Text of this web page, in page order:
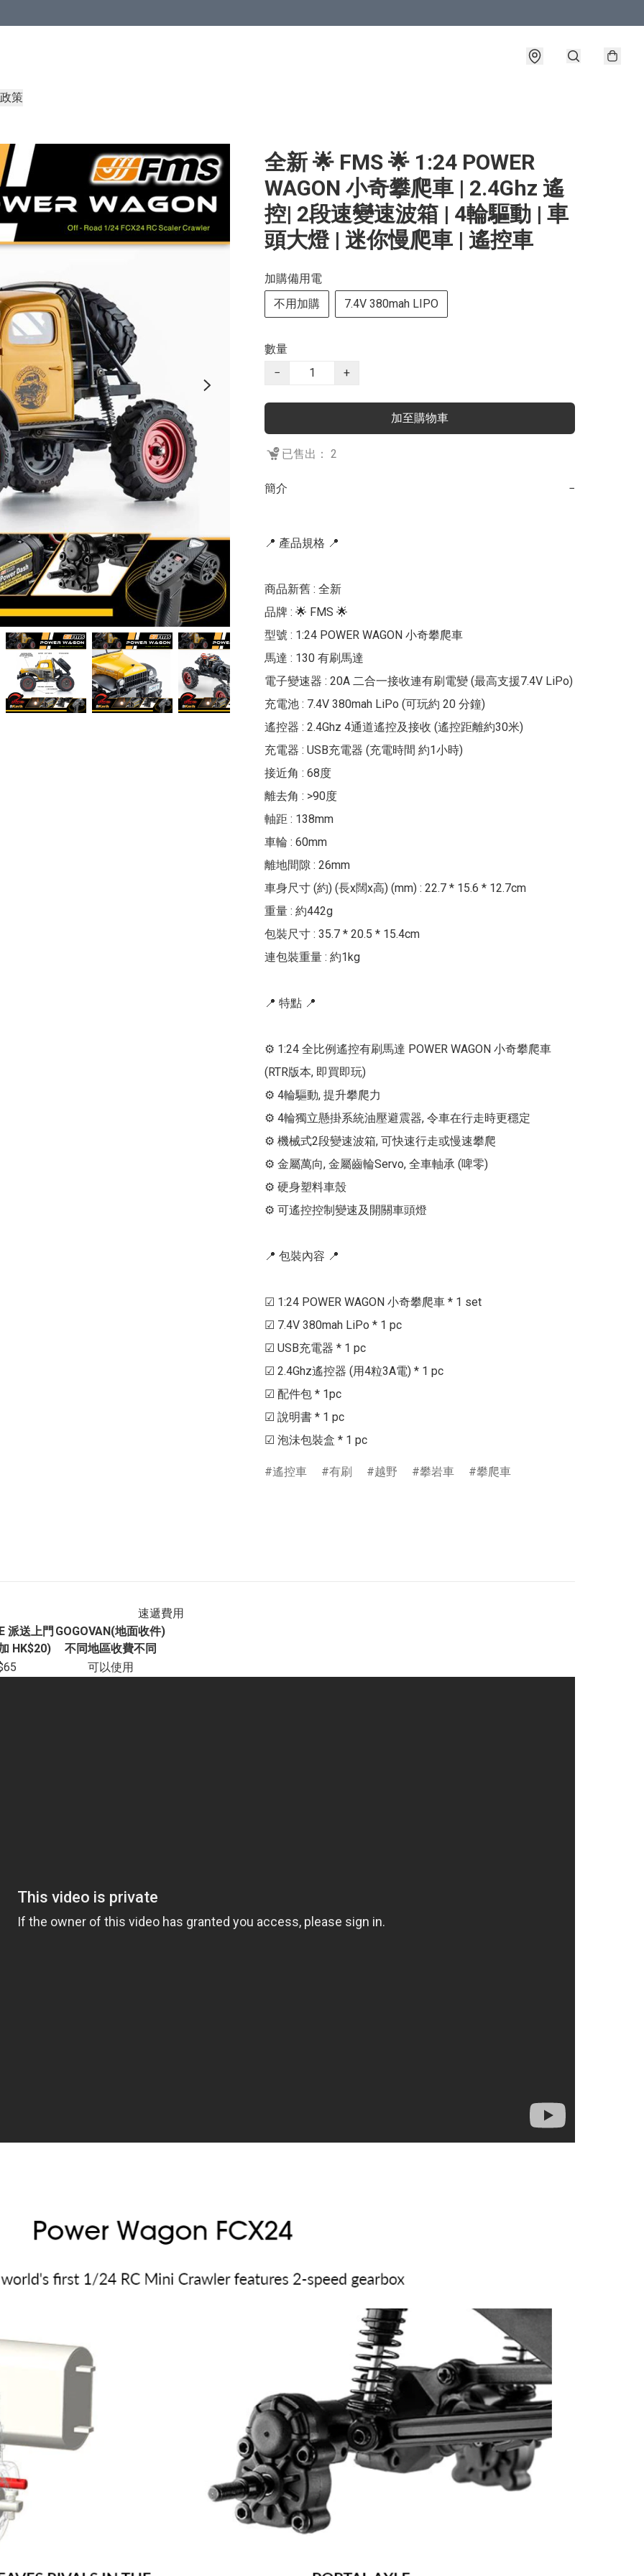
策
全新 🌟 FMS 🌟 1:24 POWER
WAGON 小奇攀爬車 | 2.4Ghz 遙
控| 2段速變速波箱 | 4輪驅動 | 車
頭大燈 | 迷你慢爬車 | 遙控車
加購備用電
不用加購
7.4V 380mah LIPO
數量
−
+
加至購物車
已售出： 2
簡介 −
📍 產品規格 📍
商品新舊 : 全新
品牌 : 🌟 FMS 🌟
型號 : 1:24 POWER WAGON 小奇攀爬車
馬達 : 130 有刷馬達
電子變速器 : 20A 二合一接收連有刷電變 (最高支援7.4V LiPo)
充電池 : 7.4V 380mah LiPo (可玩約 20 分鐘)
遙控器 : 2.4Ghz 4通道遙控及接收 (遙控距離約30米)
充電器 : USB充電器 (充電時間 約1小時)
接近角 : 68度
離去角 : >90度
軸距 : 138mm
車輪 : 60mm
離地間隙 : 26mm
車身尺寸 (約) (長x闊x高) (mm) : 22.7 * 15.6 * 12.7cm
重量 : 約442g
包裝尺寸 : 35.7 * 20.5 * 15.4cm
連包裝重量 : 約1kg
📍 特點 📍
⚙ 1:24 全比例遙控有刷馬達 POWER WAGON 小奇攀爬車
(RTR版本, 即買即玩)
⚙ 4輪驅動, 提升攀爬力
⚙ 4輪獨立懸掛系統油壓避震器, 令車在行走時更穩定
⚙ 機械式2段變速波箱, 可快速行走或慢速攀爬
⚙ 金屬萬向, 金屬齒輪Servo, 全車軸承 (啤零)
⚙ 硬身塑料車殼
⚙ 可遙控控制變速及開關車頭燈
📍 包裝內容 📍
☑ 1:24 POWER WAGON 小奇攀爬車 * 1 set
☑ 7.4V 380mah LiPo * 1 pc
☑ USB充電器 * 1 pc
☑ 2.4Ghz遙控器 (用4粒3A電) * 1 pc
☑ 配件包 * 1pc
☑ 說明書 * 1 pc
遙控車 有刷 越野 攀岩車 攀爬車
速遞費用
派送上門
HK$20)
GOGOVAN(地面收件)
不同地區收費不同
可以使用